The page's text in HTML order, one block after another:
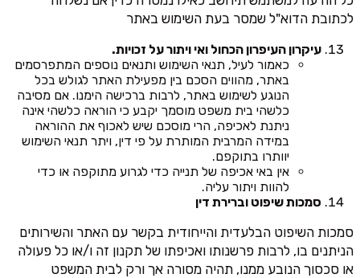
לכתובת הדוא"ל שמסר בעת השימוש באתר
עיקרון העיפרון הכחול ואי ויתור על זכויות.
כאמור לעיל, תנאי השימוש ותנאים נוספים המתפרסמים
באתר, מהווים הסכם בין מפעילת האתר לגולש בכל
הנוגע לשימוש באתר, לרבות ברכישה הימנו. אם מסיבה
כלשהי בית משפט מוסמך יקבע כי הוראה כלשהי אינה
ניתנת לאכיפה, הרי מוסכם שיש לאכוף את ההוראה
במידה המרבית המותרת על פי דין, ויתר תנאי השימוש
יוותרו בתוקפם.
אין באי אכיפה של תנייה כדי לגרוע מתוקפה או כדי
להוות ויתור עליה.
סמכות שיפוט וברירת דין
סמכות השיפוט הבלעדית והייחודית בקשר עם האתר והשירותים
הניתנים בו, לרבות פרשנותו ואכיפתו של תקנון זה ו/או כל פעולה
או סכסוך הנובע ממנו, תהיה מסורה אך ורק לבית המשפט